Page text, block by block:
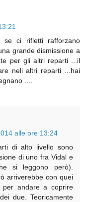
se ci rifletti rafforzano
grande dismissione a
per gli altri reparti ...il
neli altri reparti ...hai
....
alle ore 13:24
di alto livello sono
di uno fra Vidal e
si leggono però).
arriverebbe con quei
per andare a coprire
due. Teoricamente